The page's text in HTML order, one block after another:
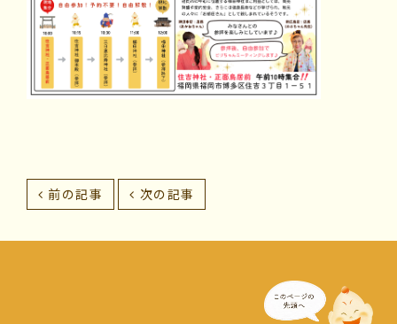
前の記事 次の記事